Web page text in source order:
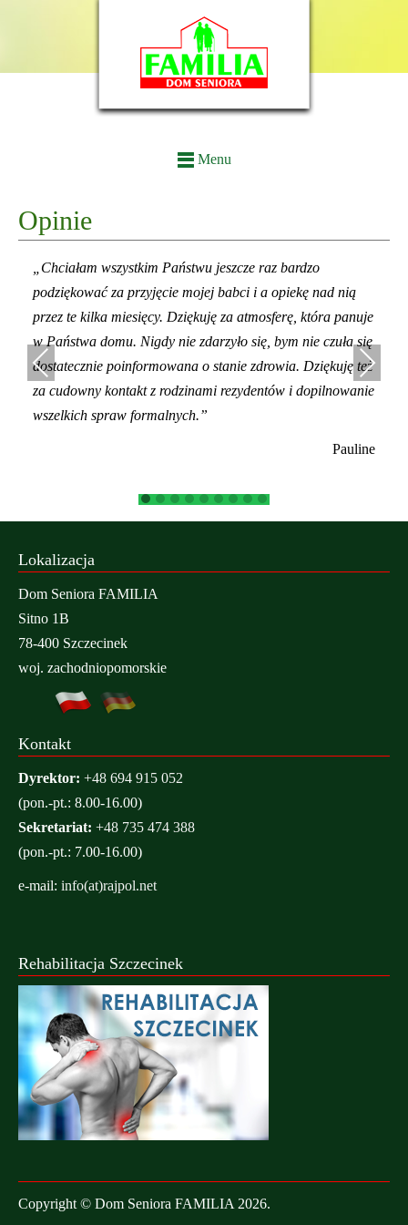
Menu
Opinie
„Chciałam wszystkim Państwu jeszcze raz bardzo
podziękować za przyjęcie mojej babci i a opiekę nad nią
przez te kilka miesięcy. Dziękuję za atmosferę, która panuje
w Państwa domu. Nigdy nie zdarzyło się, bym nie czuła się
dostatecznie poinformowana o stanie zdrowia. Dziękuję też
za cudowny kontakt z rodzinami rezydentów i dopilnowanie
wszelkich spraw formalnych.”
Pauline
Previous Next
Lokalizacja
Dom Seniora FAMILIA
Sitno 1B
78-400 Szczecinek
woj. zachodniopomorskie
Kontakt
Dyrektor: +48 694 915 052
(pon.-pt.: 8.00-16.00)
Sekretariat: +48 735 474 388
(pon.-pt.: 7.00-16.00)
e-mail: info(at)rajpol.net
Rehabilitacja Szczecinek
Copyright © Dom Seniora FAMILIA 2026.